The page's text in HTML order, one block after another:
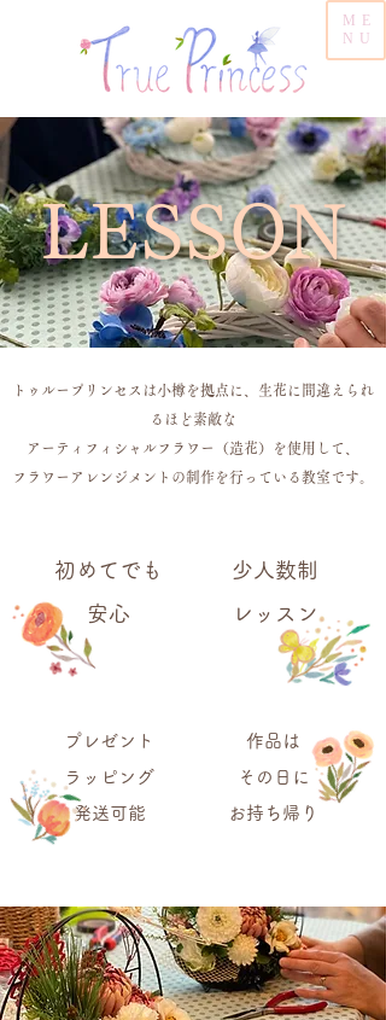
ME
NU
​LESSON
トゥループリンセスは小樽を拠点に、 生花に間違えられ
るほど素敵な
アーティフィシャルフラワー（造花）を使用して、
フラワーアレンジメントの制作を行っている教室です。
初めてでも
​安心
少人数制
レッスン
プレゼント
ラッピング
​発送可能
作品は
その日に
​お持ち帰り